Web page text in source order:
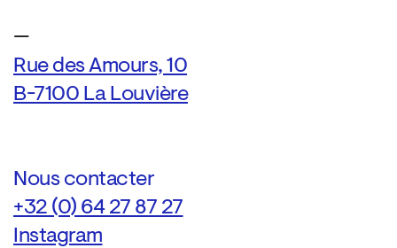
—
Rue des Amours, 10
B-7100 La Louvière
Nous contacter
+32 (0) 64 27 87 27
Instagram